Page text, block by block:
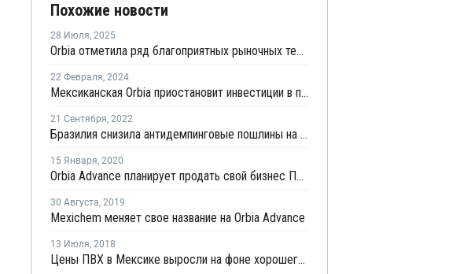
Похожие новости
28 Июля, 2025
Orbia отметила ряд благоприятных рыночных тенденций для своего ПВХ бизнеса
22 Февраля, 2024
Мексиканская Orbia приостановит инвестиции в производство ПВХ после слабых результатов в 2023 году
21 Сентября, 2022
Бразилия снизила антидемпинговые пошлины на импорт ПВХ из США и Мексики
15 Января, 2020
Оrbia Advance планирует продать свой бизнес ПВХ
30 Августа, 2019
Mexichem меняет свое название на Оrbia Advance
13 Июля, 2018
Цены ПВХ в Мексике выросли на фоне хорошего спроса